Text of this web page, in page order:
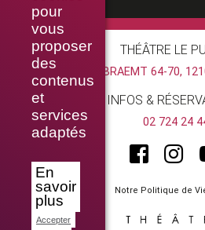
pour
vous
proposer
des
contenus
et
services
adaptés
En
savoir
plus
Accepter
THÉÂTRE LE
RUE BRAEMT 64-70,
INFOS &
02 724 24
Notre Politique de